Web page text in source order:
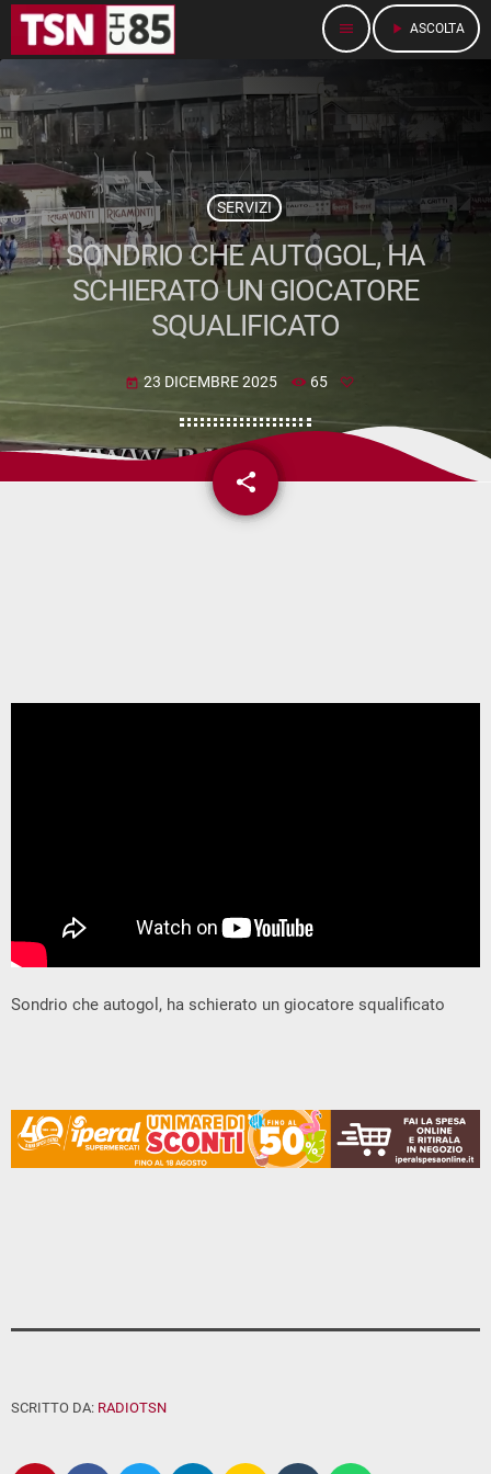
menu play_arrow ASCOLTA
SERVIZI
SONDRIO CHE AUTOGOL, HA
SCHIERATO UN GIOCATORE
SQUALIFICATO
today 23 DICEMBRE 2025 65
share
email
Sondrio che autogol, ha schierato un giocatore squalificato
SCRITTO DA: RADIOTSN